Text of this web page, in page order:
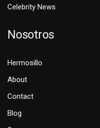
Celebrity News
Nosotros
Hermosillo
About
Contact
Blog